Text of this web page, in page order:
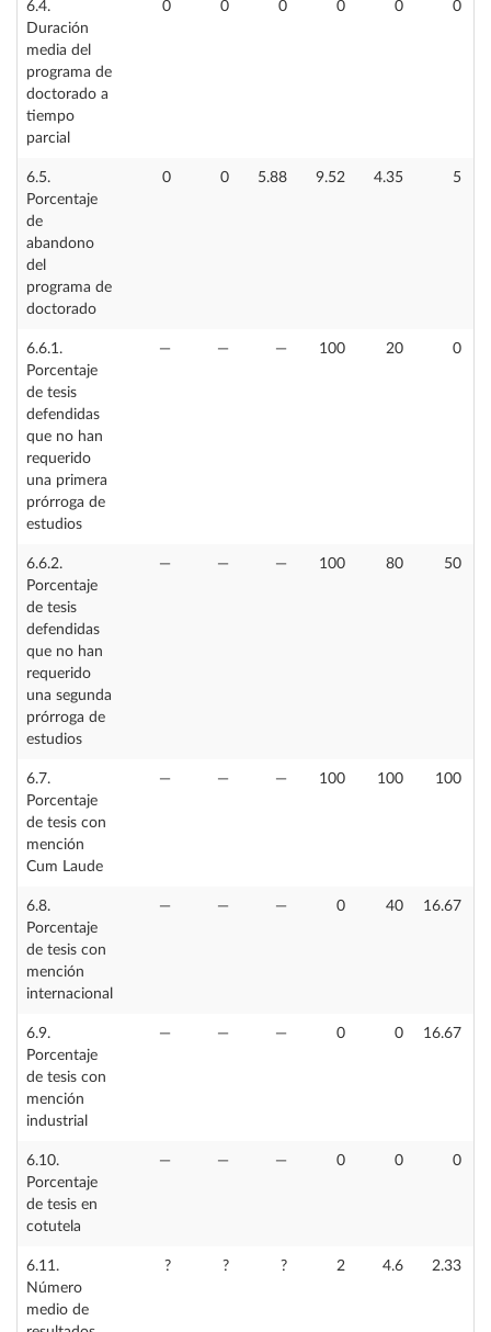
6.4.
Duración
media del
programa de
doctorado a
tiempo
parcial
0 0 0 0 0 0
6.5.
Porcentaje
de
abandono
del
programa de
doctorado
0 0 5.88 9.52 4.35 5
6.6.1.
Porcentaje
de tesis
defendidas
que no han
requerido
una primera
prórroga de
estudios
— — — 100 20 0
6.6.2.
Porcentaje
de tesis
defendidas
que no han
requerido
una segunda
prórroga de
estudios
— — — 100 80 50
6.7.
Porcentaje
de tesis con
mención
Cum Laude
— — — 100 100 100
6.8.
Porcentaje
de tesis con
mención
internacional
— — — 0 40 16.67
6.9.
Porcentaje
de tesis con
mención
industrial
— — — 0 0 16.67
6.10.
Porcentaje
de tesis en
cotutela
— — — 0 0 0
6.11.
Número
medio de
? ? ? 2 4.6 2.33